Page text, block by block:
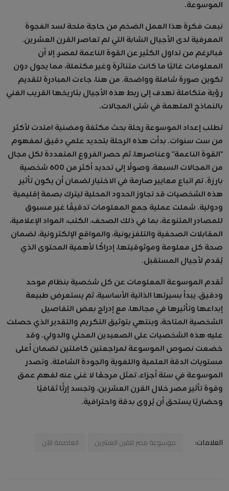
الموسوعة.
نبعت فكرة هذا العمل الضخم من حاجة ملحة لسد الفجوة
المعرفية لدى الأجيال الشابة التي لم تعاصر القرن العشرين.
فبالرغم من تداول الكثير عن القوة الناعمة لمصر، إلا أن
المعلومات غالبًا ما كانت متناثرة وغير مكتملة، مما يحول دون
تكوين صورة شاملة وواضحة. من هنا، جاءت المبادرة لتقديم
رؤية متكاملة تهدف إلى ربط هذه الأجيال بتاريخها القريب الغني
بالنماذج الملهمة في شتى المجالات.
تطلب إعداد الموسوعة رحلة بحث مكثفة ومضنية امتدت لأكثر
من ست سنوات. بدأت هذه الرحلة بتحديد علمي دقيق لمفهوم
"القوة الناعمة" وعناصرها، ثم حصر الفروع المتعددة لكل مجال
من المجالات السبعة، وصولًا إلى تحديد أكثر من 600 شخصية
بارزة. تم اتباع معايير صارمة في الاختيار لضمان أن يكون تأثير
هذه الشخصيات قد تجاوز الحدود المحلية ليترك بصمة إقليمية
ودولية. شملت عملية جمع المعلومات تدقيقًا غير مسبوق
للمصادر المتنوعة، بما في ذلك الصحف، الكتب، المواد الإعلامية،
المقابلات الصحفية والتلفزيونية، والمواقع الإلكترونية، لضمان
صحة كل معلومة وموثوقيتها، إدراكًا لأهمية المحتوى الذي
يُقدم لأجيال المستقبل.
تُقدم الموسوعة المعلومات عن كل شخصية بنظام موحد
ودقيق، يبدأ بسيرتها الذاتية الأساسية، ثم يستعرض طبيعة
إبداعها وتأثيرها في مجالها، مع إدراج بعض التفاصيل
الشخصية المتاحة، وينتهي بتوثيق التكريم والتقدير الذي حصلت
عليه هذه الشخصيات على الصعيدين المحلي والدولي. وقد
خضعت نصوص الموسوعة لمراجعتين كاملتين لضمان أعلى
مستويات الدقة العلمية واللغوية والجودة الشاملة. وتصدر
الموسوعة في ستة أجزاء، تمثل مرجعًا لا غنى عنه لفهم عمق
وقوة تأثير مصر خلال القرن العشرين، وتجسد إرثًا ثقافيًا
وحضاريًا يستحق أن يُروى بدقة واحترافية.
العلامات: موسوعة مصر للقرن العشرين العاصمة الآن